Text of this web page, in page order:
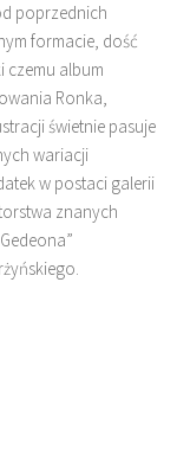
poprzednich
formacie, dość
czemu album
Ronka,
świetnie pasuje
wariacji
w postaci galerii
znanych